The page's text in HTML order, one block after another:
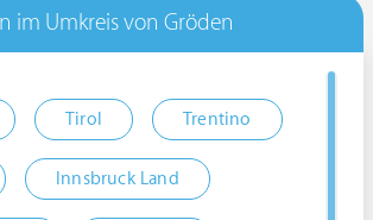
im Umkreis von Gröden
Tirol Trentino
Innsbruck Land